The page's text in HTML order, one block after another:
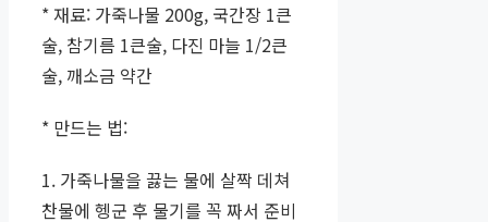
* 재료: 가죽나물 200g, 국간장 1큰
술, 참기름 1큰술, 다진 마늘 1/2큰
술, 깨소금 약간
* 만드는 법:
1. 가죽나물을 끓는 물에 살짝 데쳐
찬물에 헹군 후 물기를 꼭 짜서 준비